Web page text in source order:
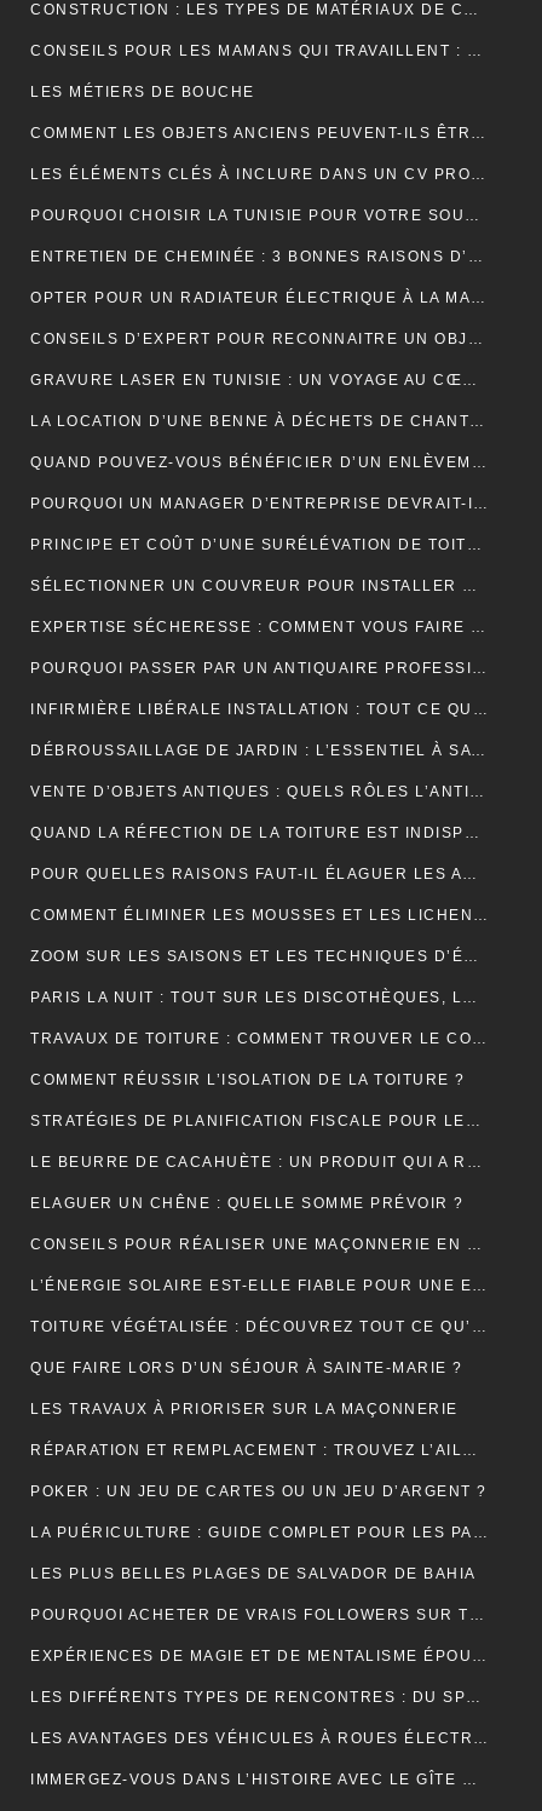
CONSTRUCTION : LES TYPES DE MATÉRIAUX DE CONSTRUCTION UTILISÉS
CONSEILS POUR LES MAMANS QUI TRAVAILLENT : TROUVER UN ÉQUILIBRE ENTRE CARRIÈRE ET VIE FAMILIALE
LES MÉTIERS DE BOUCHE
COMMENT LES OBJETS ANCIENS PEUVENT-ILS ÊTRE UN PLACEMENT FINANCIER INTELLIGENT ?
LES ÉLÉMENTS CLÉS À INCLURE DANS UN CV PROFESSIONNEL POUR ATTIRER LES RECRUTEURS
POURQUOI CHOISIR LA TUNISIE POUR VOTRE SOUS-TRAITANCE INDUSTRIELLE?
ENTRETIEN DE CHEMINÉE : 3 BONNES RAISONS D’OPTER POUR LE RAMONAGE MÉCANIQUE
OPTER POUR UN RADIATEUR ÉLECTRIQUE À LA MAISON
CONSEILS D’EXPERT POUR RECONNAITRE UN OBJET ANCIEN AUTHENTIQUE
GRAVURE LASER EN TUNISIE : UN VOYAGE AU CŒUR DE LA PERSONNALISATION
LA LOCATION D’UNE BENNE À DÉCHETS DE CHANTIER POUR UNE ENTREPRISE
QUAND POUVEZ-VOUS BÉNÉFICIER D’UN ENLÈVEMENT D’ÉPAVE GRATUIT EN FRANCE ? : GUIDE COMPLET
POURQUOI UN MANAGER D’ENTREPRISE DEVRAIT-IL SUIVRE UNE FORMATION EN COMMUNICATION ?
PRINCIPE ET COÛT D’UNE SURÉLÉVATION DE TOITURE
SÉLECTIONNER UN COUVREUR POUR INSTALLER ET ENTRETENIR VOTRE TOIT
EXPERTISE SÉCHERESSE : COMMENT VOUS FAIRE INDEMNISER PAR VOTRE ASSURANCE HABITATION ?
POURQUOI PASSER PAR UN ANTIQUAIRE PROFESSIONNEL ?
INFIRMIÈRE LIBÉRALE INSTALLATION : TOUT CE QUE VOUS DEVEZ SAVOIR
DÉBROUSSAILLAGE DE JARDIN : L’ESSENTIEL À SAVOIR SUR CETTE OPÉRATION
VENTE D’OBJETS ANTIQUES : QUELS RÔLES L’ANTIQUAIRE ASSURE-T-IL ?
QUAND LA RÉFECTION DE LA TOITURE EST INDISPENSABLE?
POUR QUELLES RAISONS FAUT-IL ÉLAGUER LES ARBUSTES ET LES ARBRES ?
COMMENT ÉLIMINER LES MOUSSES ET LES LICHENS ACCUMULÉS SUR LE TOIT ?
ZOOM SUR LES SAISONS ET LES TECHNIQUES D’ÉLAGAGE D’ARBRE
PARIS LA NUIT : TOUT SUR LES DISCOTHÈQUES, LES BARS ET LA VIE NOCTURNE
TRAVAUX DE TOITURE : COMMENT TROUVER LE COUVREUR IDÉAL?
COMMENT RÉUSSIR L’ISOLATION DE LA TOITURE ?
STRATÉGIES DE PLANIFICATION FISCALE POUR LES PETITES ET MOYENNES ENTREPRISES
LE BEURRE DE CACAHUÈTE : UN PRODUIT QUI A RÉSISTÉ À TOUTES LES GÉNÉRATIONS
ELAGUER UN CHÊNE : QUELLE SOMME PRÉVOIR ?
CONSEILS POUR RÉALISER UNE MAÇONNERIE EN BRIQUES OU EN PARPAINGS
L’ÉNERGIE SOLAIRE EST-ELLE FIABLE POUR UNE ENTREPRISE ?
TOITURE VÉGÉTALISÉE : DÉCOUVREZ TOUT CE QU’IL FAUT RETENIR À CE SUJET
QUE FAIRE LORS D’UN SÉJOUR À SAINTE-MARIE ?
LES TRAVAUX À PRIORISER SUR LA MAÇONNERIE
RÉPARATION ET REMPLACEMENT : TROUVEZ L’AILE ARRIÈRE PARFAITE POUR RESTAURER VOTRE VÉHICULE
POKER : UN JEU DE CARTES OU UN JEU D’ARGENT ?
LA PUÉRICULTURE : GUIDE COMPLET POUR LES PARENTS MODERNES.
LES PLUS BELLES PLAGES DE SALVADOR DE BAHIA
POURQUOI ACHETER DE VRAIS FOLLOWERS SUR TIKTOK PEUT AIDER À DÉVELOPPER VOTRE COMPTE RAPIDEMENT ?
EXPÉRIENCES DE MAGIE ET DE MENTALISME ÉPOUSTOUFLANTES EN SUISSE ROMANDE
LES DIFFÉRENTS TYPES DE RENCONTRES : DU SPEED DATING AUX RENCONTRES EN LIGNE, QUELLES SONT LES OPTIONS DISPONIBLES ?
LES AVANTAGES DES VÉHICULES À ROUES ÉLECTRIQUES POUR L’ENVIRONNEMENT.
IMMERGEZ-VOUS DANS L’HISTOIRE AVEC LE GÎTE MONT SAINT MICHEL